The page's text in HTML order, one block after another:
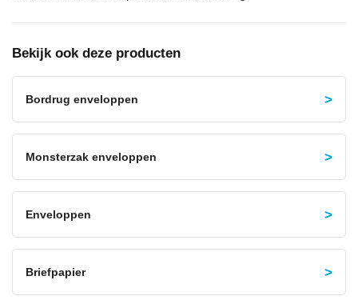
Bekijk ook deze producten
Bordrug enveloppen
Monsterzak enveloppen
Enveloppen
Briefpapier